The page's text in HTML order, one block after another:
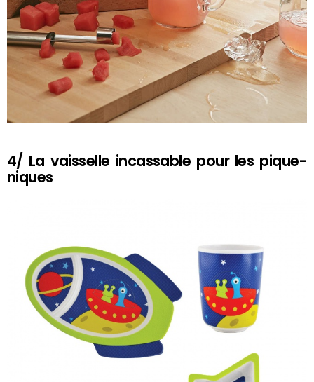
4/ La vaisselle incassable pour les pique-
niques